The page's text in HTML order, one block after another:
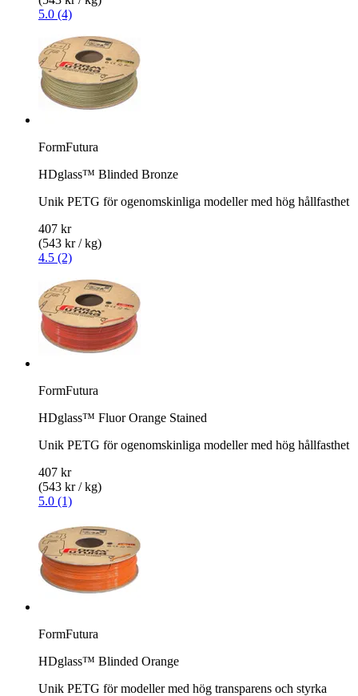
5.0 (4)
FormFutura
HDglass™ Blinded Bronze
Unik PETG för ogenomskinliga modeller med hög hållfasthet
407 kr
(543 kr / kg)
4.5 (2)
FormFutura
HDglass™ Fluor Orange Stained
Unik PETG för ogenomskinliga modeller med hög hållfasthet
407 kr
(543 kr / kg)
5.0 (1)
FormFutura
HDglass™ Blinded Orange
Unik PETG för modeller med hög transparens och styrka